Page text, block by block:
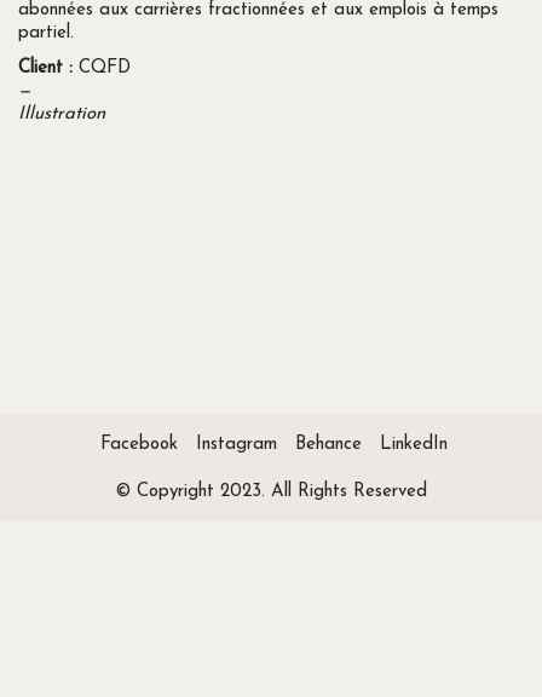
abonnées aux carrières fractionnées et aux emplois à temps
partiel.
Client : CQFD
—
Illustration
Facebook Instagram Behance LinkedIn
© Copyright 2023. All Rights Reserved